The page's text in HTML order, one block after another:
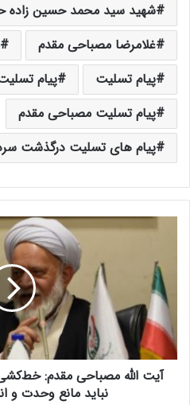
شهید سید محمد حسین زاده
غلامرضا مصباحی مقدم
پیام تسلیت
پیام
پیام تسلیت مصباحی مقدم
پیام های تسلیت درگذشت
ه
م
ص
آیت الله مصباحی مقدم:
نباید مانع وحدت و